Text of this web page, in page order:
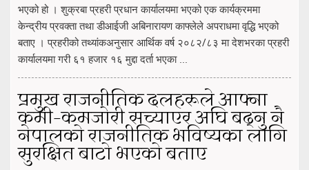
भएको हो । शुक्रबा प्रहरी प्रधान कार्यालयमा भएको एक कार्यक्रममा
केन्द्रीय प्रवक्ता तथा डीआईजी अबिनारायण काफ्लेले अपराधमा वृद्धि भएको
बताए । प्रहरीको तथ्यांकअनुसार आर्थिक वर्ष २०८२/८३ मा देशभरका प्रहरी
कार्यालयमा गरी ६१ हजार १६ मुद्दा दर्ता भएका ...
प्रमुख राजनीतिक दलहरूले आफ्ना
कमी–कमजोरी सच्याएर अघि बढ्नु नै
नेपालको राजनीतिक भविष्यका लागि
सुरक्षित बाटो भएको बताए